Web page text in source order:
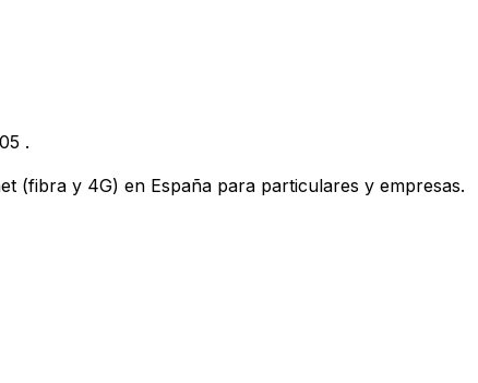
.
(fibra y 4G) en España para particulares y empresas.